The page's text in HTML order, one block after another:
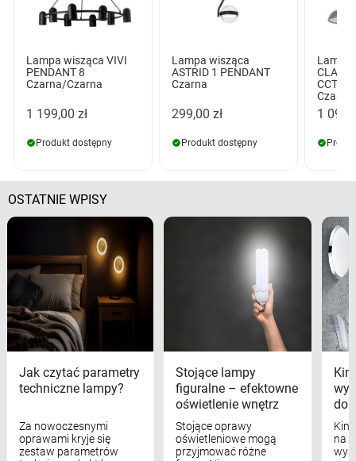
Lampa wisząca VIVI
PENDANT 8
Czarna/Czarna
1 199,00 zł
Produkt dostępny
Lampa wisząca
ASTRID 1 PENDANT
Czarna
299,00 zł
Produkt dostępny
Lampa
CLARA
CCT
Czarna
1
OSTATNIE WPISY
Jak czytać parametry
techniczne lampy?
Za nowoczesnymi
oprawami kryje się
zestaw parametrów
Stojące lampy
figuralne – efektowne
oświetlenie wnętrz
Stojące oprawy
oświetleniowe mogą
przyjmować różne
na